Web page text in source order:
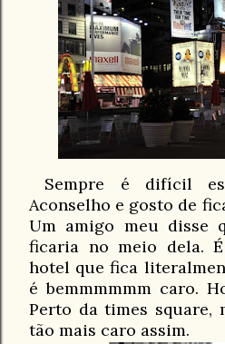
Sempre é difícil
Aconselho e gosto de
Um amigo meu disse
ficaria no meio dela.
hotel que fica
é bemmmmmm caro.
Perto da times square,
tão mais caro assim.